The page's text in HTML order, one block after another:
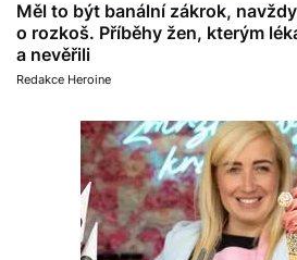
Měl to být banální zákrok,
o rozkoš. Příběhy žen, kterým
a nevěřili
Redakce Heroine